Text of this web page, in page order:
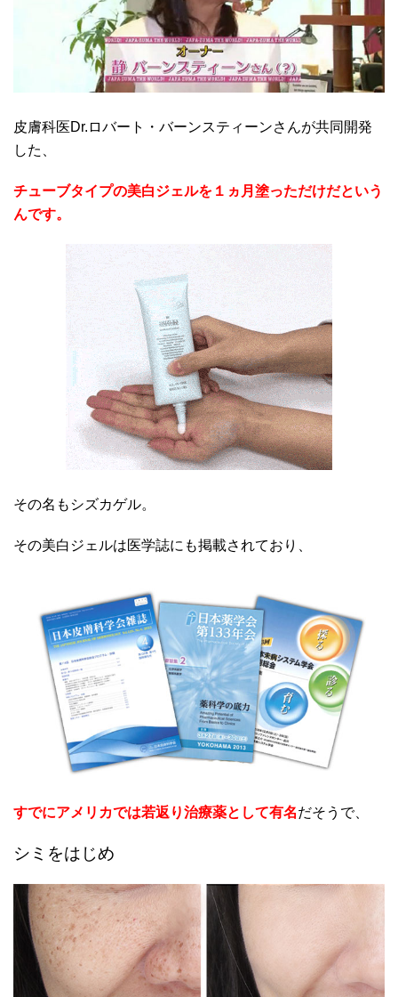
皮膚科医Dr.ロバート・バーンスティーンさんが共同開発
した、
チューブタイプの美白ジェルを１ヵ月塗っただけだという
んです。
その名もシズカゲル。
その美白ジェルは医学誌にも掲載されており、
すでにアメリカでは若返り治療薬として有名だそうで、
シミをはじめ